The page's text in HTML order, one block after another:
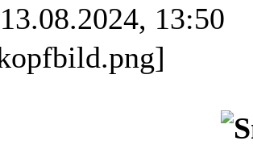
13.08.2024, 13:50